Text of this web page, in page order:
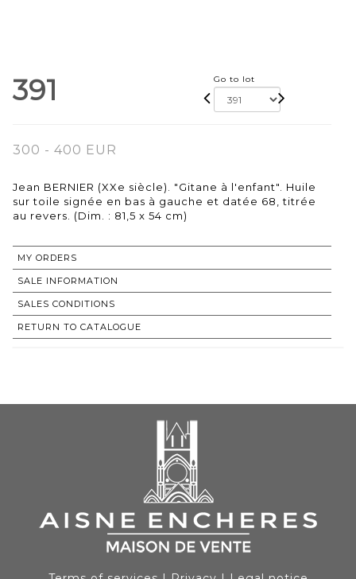
391 Go to lot
300 - 400 EUR
Jean BERNIER (XXe siècle). "Gitane à l'enfant". Huile
sur toile signée en bas à gauche et datée 68, titrée
au revers. (Dim. : 81,5 x 54 cm)
MY ORDERS
SALE INFORMATION
SALES CONDITIONS
RETURN TO CATALOGUE